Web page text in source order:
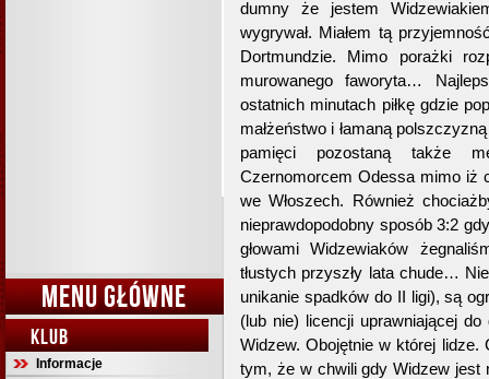
MENU GŁÓWNE
KLUB
Informacje
dumny że jestem
wygrywał. Miałem tą
Dortmundzie. Mimo porażki
murowanego faworyta…
ostatnich minutach piłkę gdzie
małżeństwo i łamaną
pamięci pozostaną także
Czernomorcem Odessa mimo iż
we Włoszech. Również
nieprawdopodobny sposób 3:2
głowami Widzewiaków
tłustych przyszły lata chude…
unikanie spadków do II ligi), są
(lub nie) licencji uprawniającej
Widzew. Obojętnie w której lidze.
tym, że w chwili gdy Widzew jest